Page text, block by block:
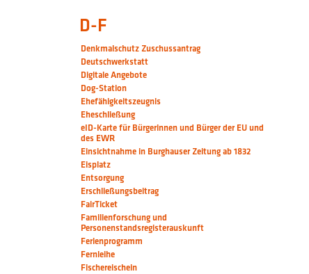
D-F
Denkmalschutz Zuschussantrag
Deutschwerkstatt
Digitale Angebote
Dog-Station
Ehefähigkeitszeugnis
Eheschließung
eID-Karte für Bürgerinnen und Bürger der EU und
des EWR
Einsichtnahme in Burghauser Zeitung ab 1832
Eisplatz
Entsorgung
Erschließungsbeitrag
FairTicket
Familienforschung und
Personenstandsregisterauskunft
Ferienprogramm
Fernleihe
Fischereischein